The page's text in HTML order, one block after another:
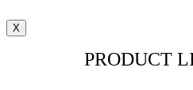
X
PRODUCT